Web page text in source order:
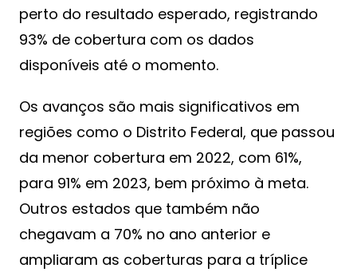
perto do resultado esperado, registrando
93% de cobertura com os dados
disponíveis até o momento.
Os avanços são mais significativos em
regiões como o Distrito Federal, que passou
da menor cobertura em 2022, com 61%,
para 91% em 2023, bem próximo à meta.
Outros estados que também não
chegavam a 70% no ano anterior e
ampliaram as coberturas para a tríplice